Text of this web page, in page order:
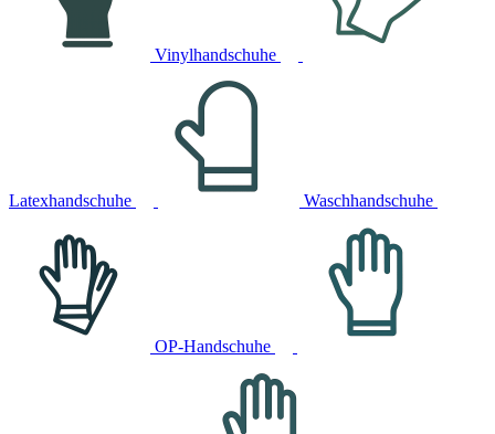
Vinylhandschuhe
Latexhandschuhe Waschhandschuhe
OP-Handschuhe